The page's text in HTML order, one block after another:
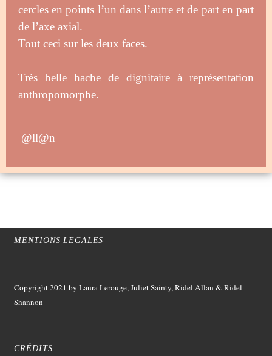
cercles en points l’un dans l’autre et de part en part
de l’axe axial.
Tout ceci sur les deux faces.
Très belle hache de dignitaire à représentation
anthropomorphe.
@ll@n
MENTIONS LEGALES
Copyright 2021 by Laura Lerouge, Juliet Sainty, Ridel Allan &Ridel
Shannon
CRÉDITS